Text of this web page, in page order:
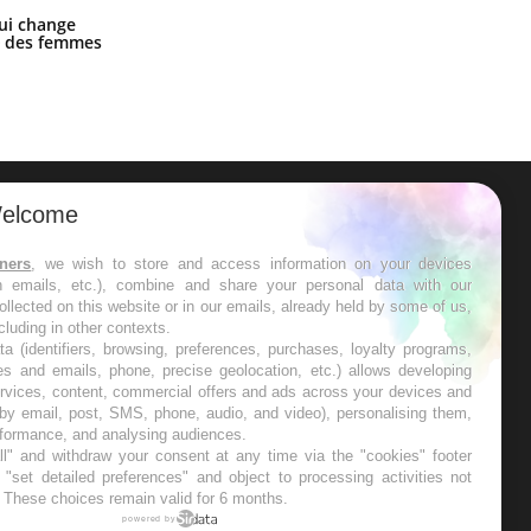
change
femmes
les semaines les meilleures
, we wish to store and access information on your devices
emails, etc.), combine and share your personal data with our
on this website or in our emails, already held by some of us,
in other contexts.
(identifiers, browsing, preferences, purchases, loyalty programs,
and emails, phone, precise geolocation, etc.) allows developing
content, commercial offers and ads across your devices and
email, post, SMS, phone, audio, and video), personalising them,
and analysing audiences.
and withdraw your consent at any time via the "cookies" footer
detailed preferences" and object to processing activities not
choices remain valid for 6 months.
powered by